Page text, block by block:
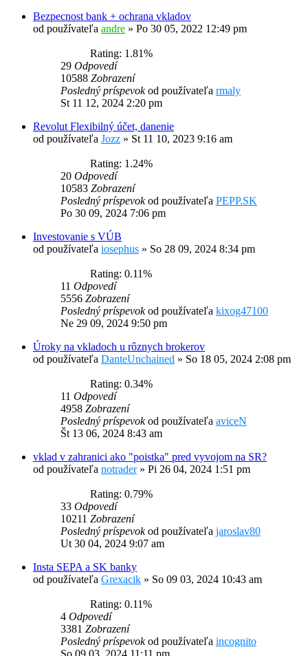
Bezpecnost bank + ochrana vkladov
od používateľa andre » Po 30 05, 2022 12:49 pm
Rating: 1.81%
29 Odpovedí
10588 Zobrazení
Posledný príspevokod používateľa rmaly
St 11 12, 2024 2:20 pm
Revolut Flexibilný účet, danenie
od používateľa Jozz » St 11 10, 2023 9:16 am
Rating: 1.24%
20 Odpovedí
10583 Zobrazení
Posledný príspevokod používateľa PEPP.SK
Po 30 09, 2024 7:06 pm
Investovanie s VÚB
od používateľa iosephus » So 28 09, 2024 8:34 pm
Rating: 0.11%
11 Odpovedí
5556 Zobrazení
Posledný príspevokod používateľa kixog47100
Ne 29 09, 2024 9:50 pm
Úroky na vkladoch u rôznych brokerov
od používateľa DanteUnchained » So 18 05, 2024 2:08 pm
Rating: 0.34%
11 Odpovedí
4958 Zobrazení
Posledný príspevokod používateľa aviceN
Št 13 06, 2024 8:43 am
vklad v zahranici ako "poistka" pred vyvojom na SR?
od používateľa notrader» Pi 26 04, 2024 1:51 pm
Rating: 0.79%
33 Odpovedí
10211 Zobrazení
Posledný príspevokod používateľa jaroslav80
Ut 30 04, 2024 9:07 am
Insta SEPA a SK banky
od používateľa Grexacik » So 09 03, 2024 10:43 am
Rating: 0.11%
4 Odpovedí
3381 Zobrazení
Posledný príspevokod používateľa incognito